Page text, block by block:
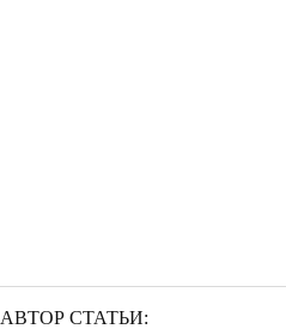
АВТОР СТАТЬИ: